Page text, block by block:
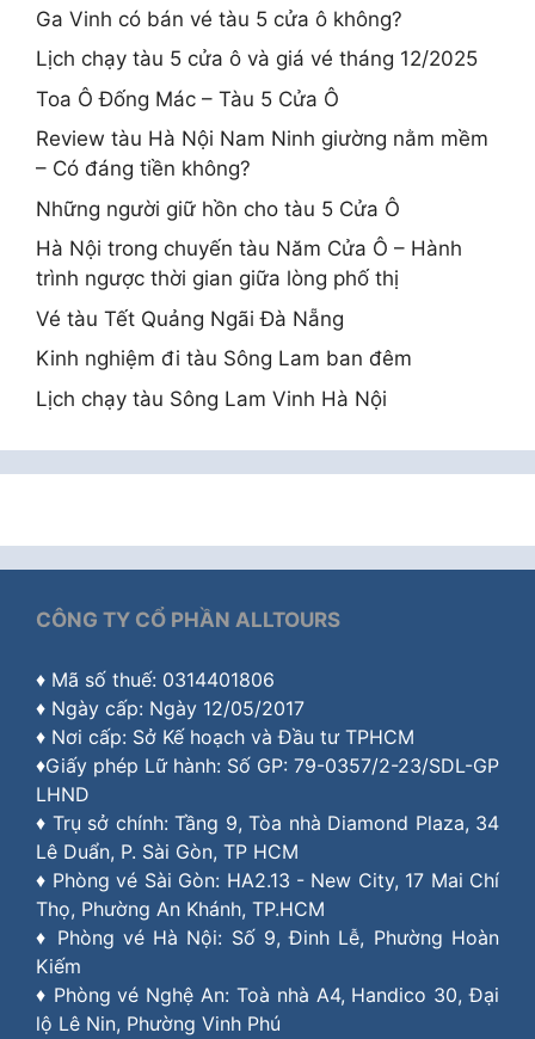
Ga Vinh có bán vé tàu 5 cửa ô không?
Lịch chạy tàu 5 cửa ô và giá vé tháng 12/2025
Toa Ô Đống Mác – Tàu 5 Cửa Ô
Review tàu Hà Nội Nam Ninh giường nằm mềm
– Có đáng tiền không?
Những người giữ hồn cho tàu 5 Cửa Ô
Hà Nội trong chuyến tàu Năm Cửa Ô – Hành
trình ngược thời gian giữa lòng phố thị
Vé tàu Tết Quảng Ngãi Đà Nẵng
Kinh nghiệm đi tàu Sông Lam ban đêm
Lịch chạy tàu Sông Lam Vinh Hà Nội
CÔNG TY CỔ PHẦN ALLTOURS
♦ Mã số thuế: 0314401806
♦ Ngày cấp: Ngày 12/05/2017
♦ Nơi cấp: Sở Kế hoạch và Đầu tư TPHCM
♦Giấy phép Lữ hành: Số GP: 79-0357/2-23/SDL-GP
LHND
♦ Trụ sở chính: Tầng 9, Tòa nhà Diamond Plaza, 34
Lê Duẩn, P. Sài Gòn, TP HCM
♦ Phòng vé Sài Gòn: HA2.13 - New City, 17 Mai Chí
Thọ, Phường An Khánh, TP.HCM
♦ Phòng vé Hà Nội: Số 9, Đinh Lễ, Phường Hoàn
Kiếm
♦ Phòng vé Nghệ An: Toà nhà A4, Handico 30, Đại
lộ Lê Nin, Phường Vinh Phú